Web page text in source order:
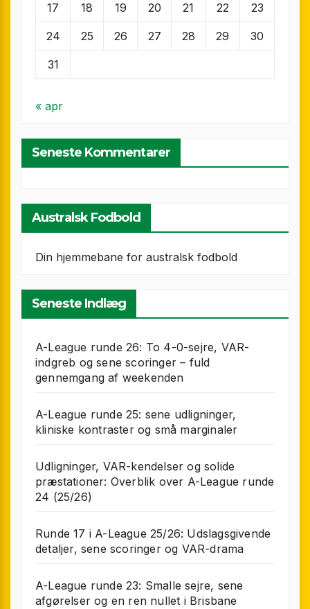
17 18 19 20 21 22 23
24 25 26 27 28 29 30
31
« apr
Seneste Kommentarer
Australsk Fodbold
Din hjemmebane for australsk fodbold
Seneste Indlæg
A-League runde 26: To 4-0-sejre, VAR-
indgreb og sene scoringer – fuld
gennemgang af weekenden
A-League runde 25: sene udligninger,
kliniske kontraster og små marginaler
Udligninger, VAR-kendelser og solide
præstationer: Overblik over A-League runde
24 (25/26)
Runde 17 i A-League 25/26: Udslagsgivende
detaljer, sene scoringer og VAR-drama
A-League runde 23: Smalle sejre, sene
afgørelser og en ren nullet i Brisbane